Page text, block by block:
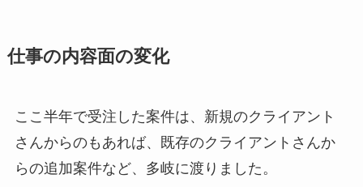
仕事の内容面の変化
ここ半年で受注した案件は、新規のクライアント
さんからのもあれば、既存のクライアントさんか
らの追加案件など、多岐に渡りました。